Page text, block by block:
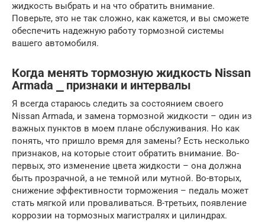
жидкость выбрать и на что обратить внимание.
Поверьте, это не так сложно, как кажется, и вы сможете
обеспечить надежную работу тормозной системы
вашего автомобиля.
Когда менять тормозную жидкость Nissan
Armada ⎯ признаки и интервалы
Я всегда стараюсь следить за состоянием своего
Nissan Armada, и замена тормозной жидкости – один из
важных пунктов в моем плане обслуживания. Но как
понять, что пришло время для замены? Есть несколько
признаков, на которые стоит обратить внимание. Во-
первых, это изменение цвета жидкости – она должна
быть прозрачной, а не темной или мутной. Во-вторых,
снижение эффективности торможения – педаль может
стать мягкой или проваливаться. В-третьих, появление
коррозии на тормозных магистралях и цилиндрах.